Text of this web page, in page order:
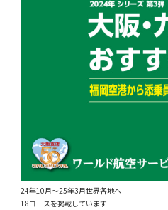
24年10月～25年3月世界各地へ
18コースを掲載しています